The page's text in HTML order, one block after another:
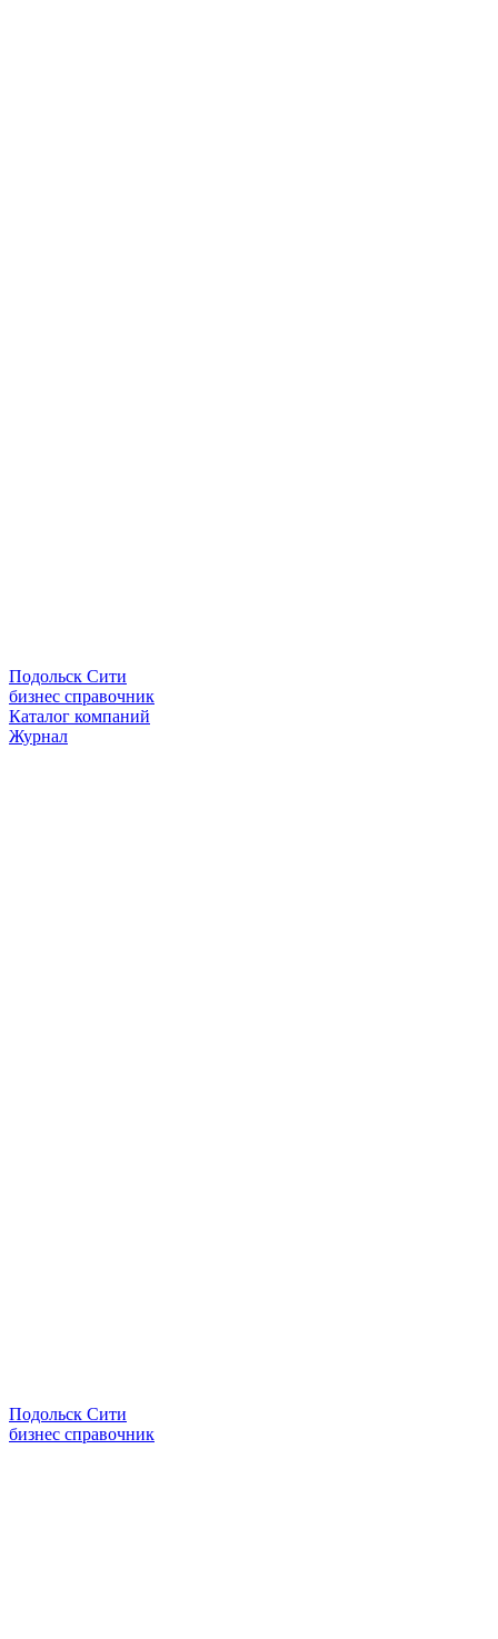
Подольск Сити
бизнес справочник
Каталог компаний
Журнал
Подольск Сити
бизнес справочник